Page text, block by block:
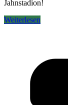
Jahnstadion!
Weiterlesen